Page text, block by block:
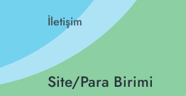
İletişim
Site/Para Birimi